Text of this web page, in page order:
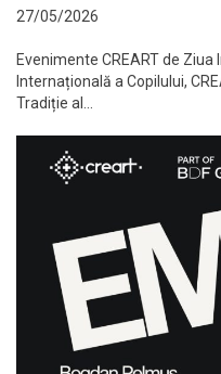
27/05/2026
Evenimente CREART de
Internațională a Copilului,
Tradiție al...